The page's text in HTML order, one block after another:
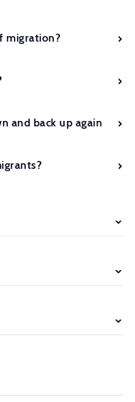
migration?
and back up again